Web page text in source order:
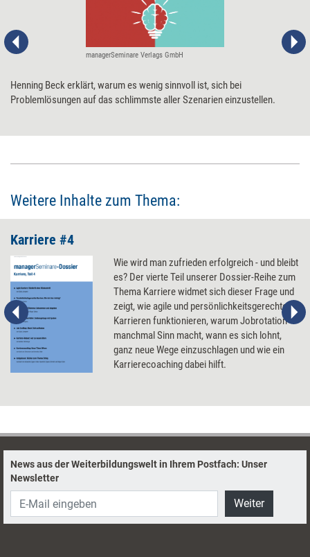
managerSeminare Verlags GmbH
Henning Beck erklärt, warum es wenig sinnvoll ist, sich bei
Problemlösungen auf das schlimmste aller Szenarien einzustellen.
Weitere Inhalte zum Thema:
Karriere #4
Wie wird man zufrieden erfolgreich - und bleibt
es? Der vierte Teil unserer Dossier-Reihe zum
Thema Karriere widmet sich dieser Frage und
zeigt, wie agile und persönlichkeitsgerechte
Karrieren funktionieren, warum Jobrotation
manchmal Sinn macht, wann es sich lohnt,
ganz neue Wege einzuschlagen und wie ein
Karrierecoaching dabei hilft.
News aus der Weiterbildungswelt in Ihrem Postfach: Unser
Newsletter
Weiter